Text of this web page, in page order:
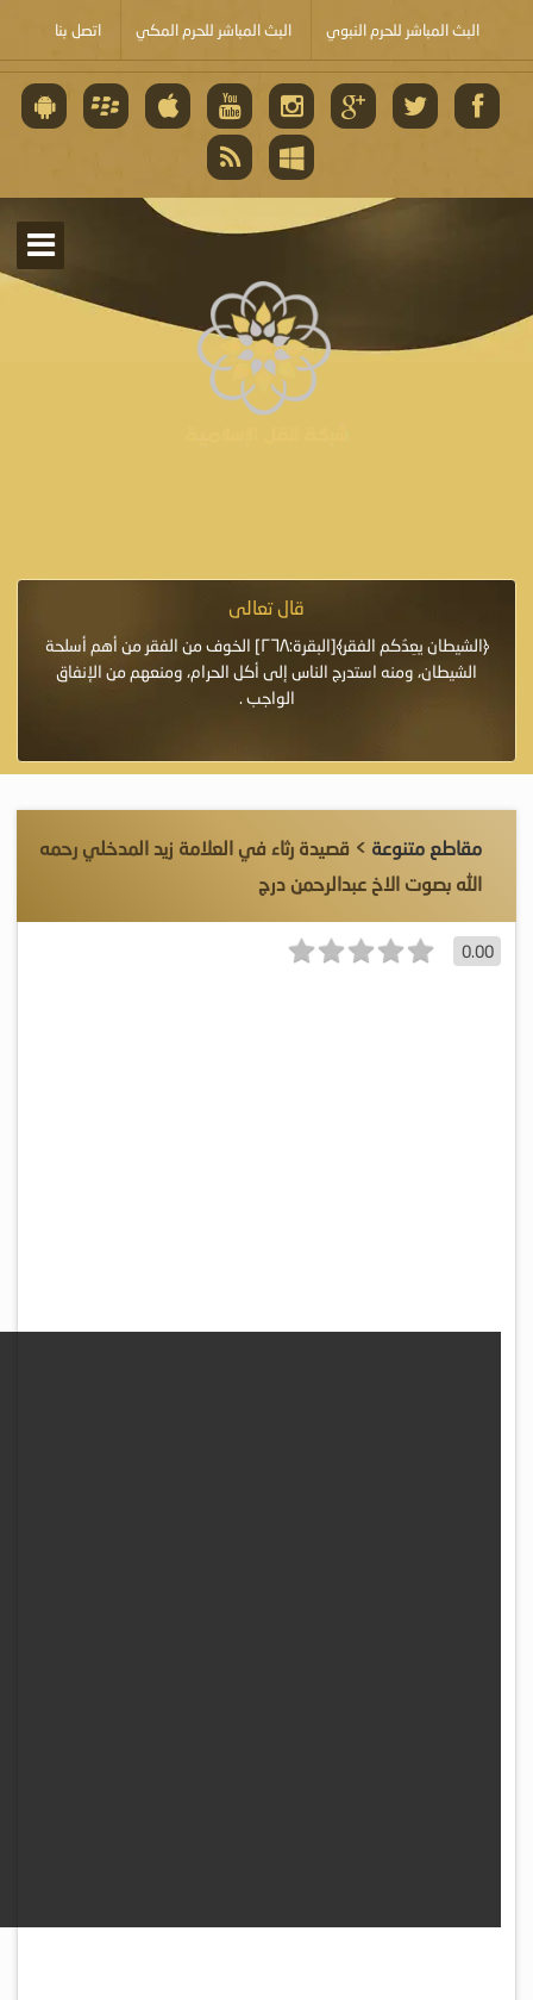
البث المباشر للحرم النبوي البث المباشر للحرم المكي اتصل بنا
قال تعالى
﴿الشيطان يعِدُكم الفقر﴾[البقرة:٢٦٨] الخوف من الفقر من أهم أسلحة
الشيطان، ومنه استدرج الناس إلى أكل الحرام، ومنعهم من الإنفاق
الواجب .
مقاطع متنوعة > قصيدة رثاء في العلامة زيد المدخلي رحمه
الله بصوت الاخ عبدالرحمن درج
0.00